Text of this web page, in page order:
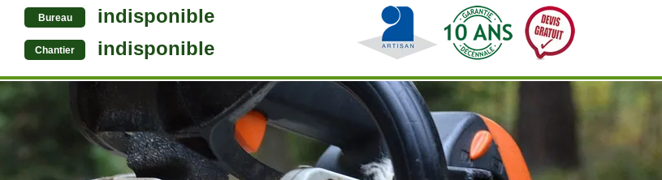
Bureau indisponible
Chantier indisponible